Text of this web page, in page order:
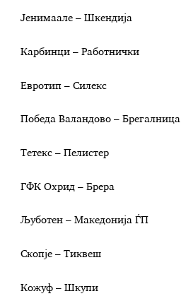
Јенимаале – Шкендија
Карбинци – Работнички
Евротип – Силекс
Победа Валандово – Брегалница
Тетекс – Пелистер
ГФК Охрид – Брера
Љуботен – Македонија ЃП
Скопје – Тиквеш
Кожуф – Шкупи